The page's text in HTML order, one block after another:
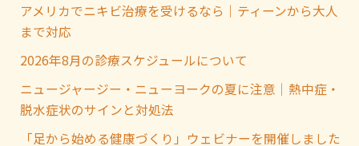
アメリカでニキビ治療を受けるなら｜ティーンから大人
まで対応
2026年8月の診療スケジュールについて
ニュージャージー・ニューヨークの夏に注意｜熱中症・
脱水症状のサインと対処法
「足から始める健康づくり」ウェビナーを開催しました